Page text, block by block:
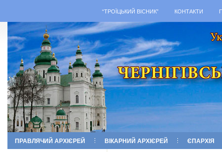
“ТРОЇЦЬКИЙ ВІСНИК” КОНТАКТИ
ПРАВЛЯЧИЙ АРХІЄРЕЙ ВІКАРНИЙ АРХІЄРЕЙ ЄПАРХІЯ